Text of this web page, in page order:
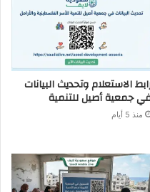
الاستعلام وتحديث البيانات
جمعية أصيل للتنمية
منذ 5 أيام